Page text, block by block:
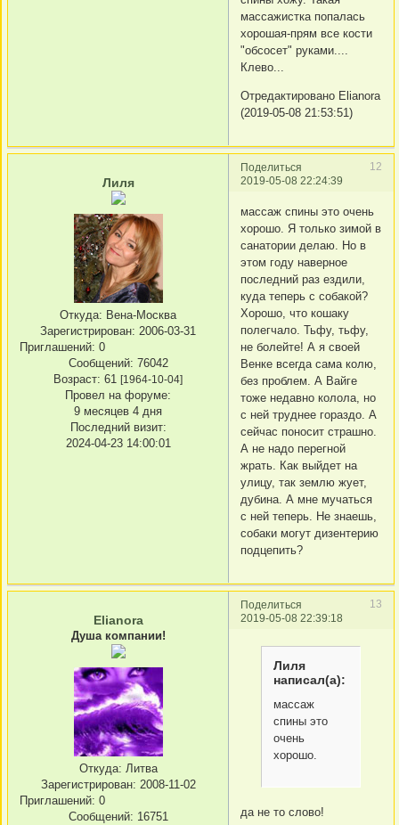
массажистка попалась
хорошая-прям все кости
"обсосет" руками....
Клево...
Отредактировано Elianora
(2019-05-08 21:53:51)
Поделиться
12
2019-05-08 22:24:39
Лиля
Откуда: Вена-Москва
Зарегистрирован: 2006-03-31
Приглашений: 0
Сообщений: 76042
Возраст: 61 [1964-10-04]
Провел на форуме:
9 месяцев 4 дня
Последний визит:
2024-04-23 14:00:01
массаж спины это очень
хорошо. Я только зимой в
санатории делаю. Но в
этом году наверное
последний раз ездили,
куда теперь с собакой?
Хорошо, что кошаку
полегчало. Тьфу, тьфу,
не болейте! А я своей
Венке всегда сама колю,
без проблем. А Вайге
тоже недавно колола, но
с ней труднее гораздо. А
сейчас поносит страшно.
А не надо перегной
жрать. Как выйдет на
улицу, так землю жует,
дубина. А мне мучаться
с ней теперь. Не знаешь,
собаки могут дизентерию
подцепить?
Поделиться
13
2019-05-08 22:39:18
Elianora
Душа компании!
Откуда: Литва
Зарегистрирован: 2008-11-02
Приглашений: 0
Сообщений: 16751
Лиля
написал(а):
массаж
спины это
очень
хорошо.
да не то слово!